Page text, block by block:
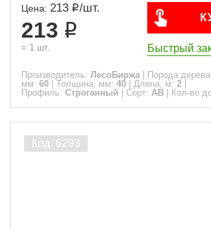
Цена: 213 /шт.
213
= 1 шт. Быстрый
Производитель: ЛесоБиржа Порода
мм: 60 Толщина, мм: 40 Длина, м: 2
Профиль: Строганный Сорт: АВ Кол-во